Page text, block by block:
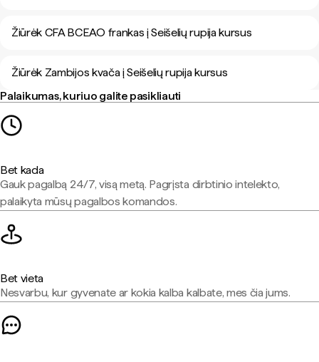
Žiūrėk CFA BCEAO frankas į Seišelių rupija kursus
Žiūrėk Zambijos kvača į Seišelių rupija kursus
Palaikumas, kuriuo galite pasikliauti
Bet kada
Gauk pagalbą 24/7, visą metą. Pagrįsta dirbtinio intelekto,
palaikyta mūsų pagalbos komandos.
Bet vieta
Nesvarbu, kur gyvenate ar kokia kalba kalbate, mes čia jums.